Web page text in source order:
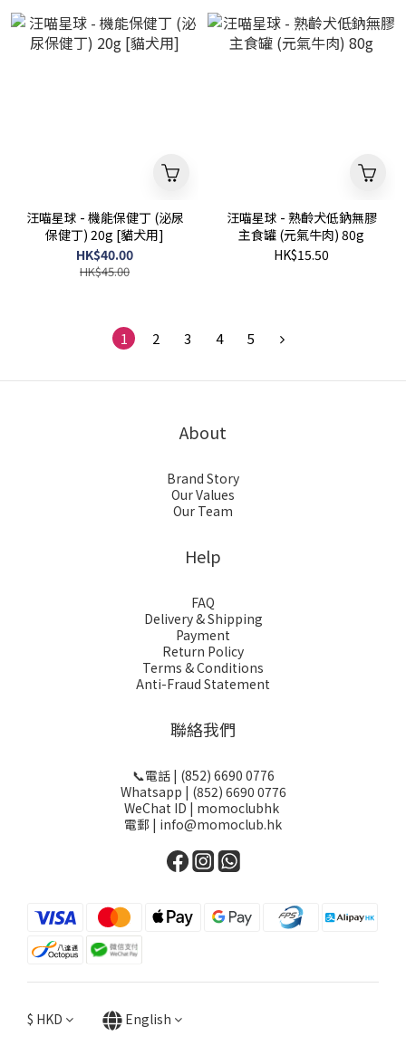
汪喵星球 - 機能保健丁 (泌尿
保健丁) 20g [貓犬用]
HK$40.00
HK$45.00
汪喵星球 - 熟齡犬低鈉無膠
主食罐 (元氣牛肉) 80g
HK$15.50
1 2 3 4 5
About
Brand Story
Our Values
Our Team
Help
FAQ
Delivery & Shipping
Payment
Return Policy
Terms & Conditions
Anti-Fraud Statement
聯絡我們
📞電話 | (852) 6690 0776
Whatsapp | (852) 6690 0776
WeChat ID | momoclubhk
電郵 | info@momoclub.hk
$ HKD English